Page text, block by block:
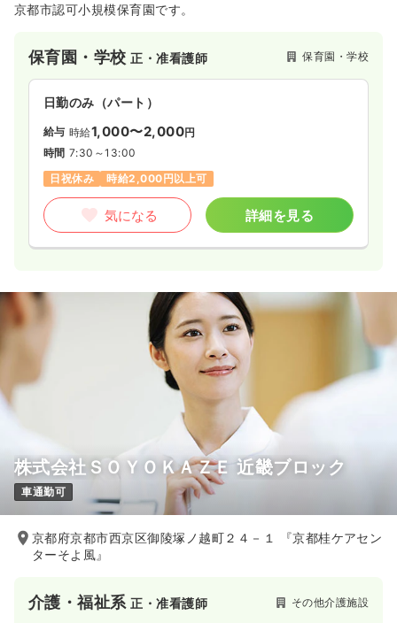
京都市認可小規模保育園です。
保育園・学校正・准看護師 保育園・学校
日勤のみ（パート）
給与 時給1,000〜2,000円
時間 7:30～13:00
日祝休み
時給2,000円以上可
気になる 詳細を見る
株式会社ＳＯＹＯＫＡＺＥ 近畿ブロック
車通勤可
京都府京都市西京区御陵塚ノ越町２４－１ 『京都桂ケアセン
ターそよ風』
介護・福祉系正・准看護師 その他介護施設